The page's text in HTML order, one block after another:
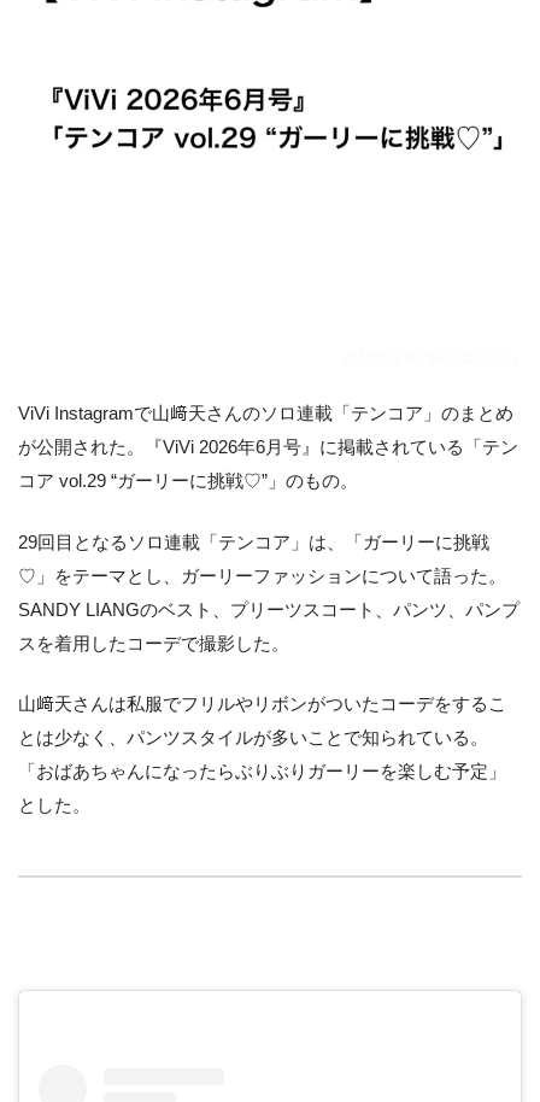
ViVi Instagramで山﨑天さんのソロ連載「テンコア」のまとめ
が公開された。『ViVi 2026年6月号』に掲載されている「テン
コア vol.29 “ガーリーに挑戦♡”」のもの。
29回目となるソロ連載「テンコア」は、「ガーリーに挑戦
♡」をテーマとし、ガーリーファッションについて語った。
SANDY LIANGのベスト、プリーツスコート、パンツ、パンプ
スを着用したコーデで撮影した。
山﨑天さんは私服でフリルやリボンがついたコーデをするこ
とは少なく、パンツスタイルが多いことで知られている。
「おばあちゃんになったらぶりぶりガーリーを楽しむ予定」
とした。